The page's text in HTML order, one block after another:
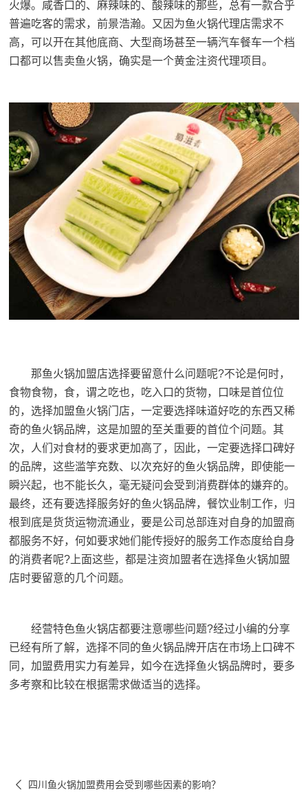
火爆。咸香口的、麻辣味的、酸辣味的那些，总有一款合乎
普遍吃客的需求，前景浩瀚。又因为鱼火锅代理店需求不
高，可以开在其他底商、大型商场甚至一辆汽车餐车一个档
口都可以售卖鱼火锅，确实是一个黄金注资代理项目。
那鱼火锅加盟店选择要留意什么问题呢?不论是何时，
食物食物，食，谓之吃也，吃入口的货物，口味是首位位
的，选择加盟鱼火锅门店，一定要选择味道好吃的东西又稀
奇的鱼火锅品牌，这是加盟的至关重要的首位个问题。其
次，人们对食材的要求更加高了，因此，一定要选择口碑好
的品牌，这些滥竽充数、以次充好的鱼火锅品牌，即使能一
瞬兴起，也不能长久，毫无疑问会受到消费群体的嫌弃的。
最终，还有要选择服务好的鱼火锅品牌，餐饮业制工作，归
根到底是货货运物流通业，要是公司总部连对自身的加盟商
都服务不好，何如要求她们能传授好的服务工作态度给自身
的消费者呢?上面这些，都是注资加盟者在选择鱼火锅加盟
店时要留意的几个问题。
经营特色鱼火锅店都要注意哪些问题?经过小编的分享
已经有所了解，选择不同的鱼火锅品牌开店在市场上口碑不
同，加盟费用实力有差异，如今在选择鱼火锅品牌时，要多
多考察和比较在根据需求做适当的选择。
 四川鱼火锅加盟费用会受到哪些因素的影响？